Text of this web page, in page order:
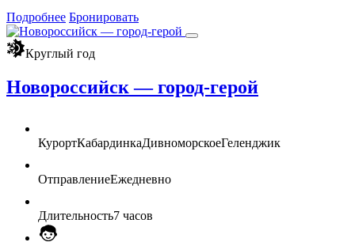
Подробнее Бронировать
Круглый год
Новороссийск — город-герой
КурортКабардинкаДивноморскоеГеленджик
ОтправлениеЕжедневно
Длительность7 часов